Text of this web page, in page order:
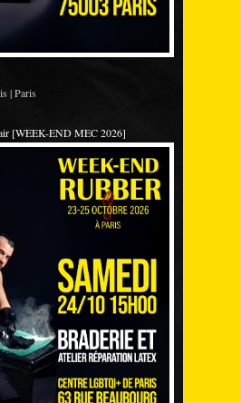
| Paris
[WEEK-END MEC 2026]